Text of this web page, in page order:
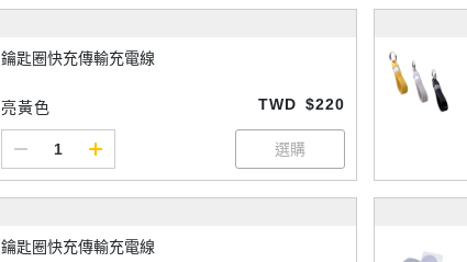
鑰匙圈快充傳輸充電線
亮黃色 TWD $220
鑰匙圈快充傳輸充電線